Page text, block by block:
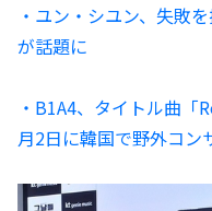
・ユン・シユン、失敗
が話題に
・B1A4、タイトル曲
月2日に韓国で野外コン